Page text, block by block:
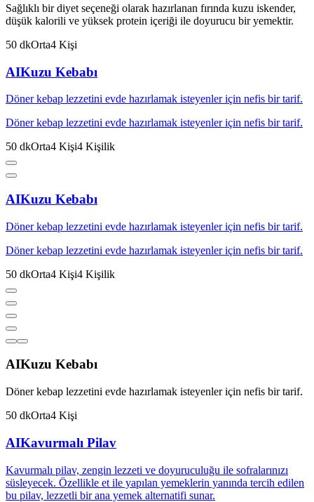
Sağlıklı bir diyet seçeneği olarak hazırlanan fırında kuzu iskender,
düşük kalorili ve yüksek protein içeriği ile doyurucu bir yemektir.
50 dkOrta4 Kişi
AIKuzu Kebabı
Döner kebap lezzetini evde hazırlamak isteyenler için nefis bir tarif.
Döner kebap lezzetini evde hazırlamak isteyenler için nefis bir tarif.
50 dkOrta4 Kişi4 Kişilik
AIKuzu Kebabı
Döner kebap lezzetini evde hazırlamak isteyenler için nefis bir tarif.
Döner kebap lezzetini evde hazırlamak isteyenler için nefis bir tarif.
50 dkOrta4 Kişi4 Kişilik
AIKuzu Kebabı
Döner kebap lezzetini evde hazırlamak isteyenler için nefis bir tarif.
50 dkOrta4 Kişi
AIKavurmalı Pilav
Kavurmalı pilav, zengin lezzeti ve doyuruculuğu ile sofralarınızı
süsleyecek. Özellikle et ile yapılan yemeklerin yanında tercih edilen
bu pilav, lezzetli bir ana yemek alternatifi sunar.